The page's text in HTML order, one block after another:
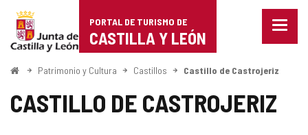
Portal
de
Turismo
de
Castilla
PORTAL DE TURISMO DE
CASTILLA Y LEÓN
Menu
InicioPatrimonio y Cultura Castillos Castillo de Castrojeriz
CASTILLO DE CASTROJERIZ